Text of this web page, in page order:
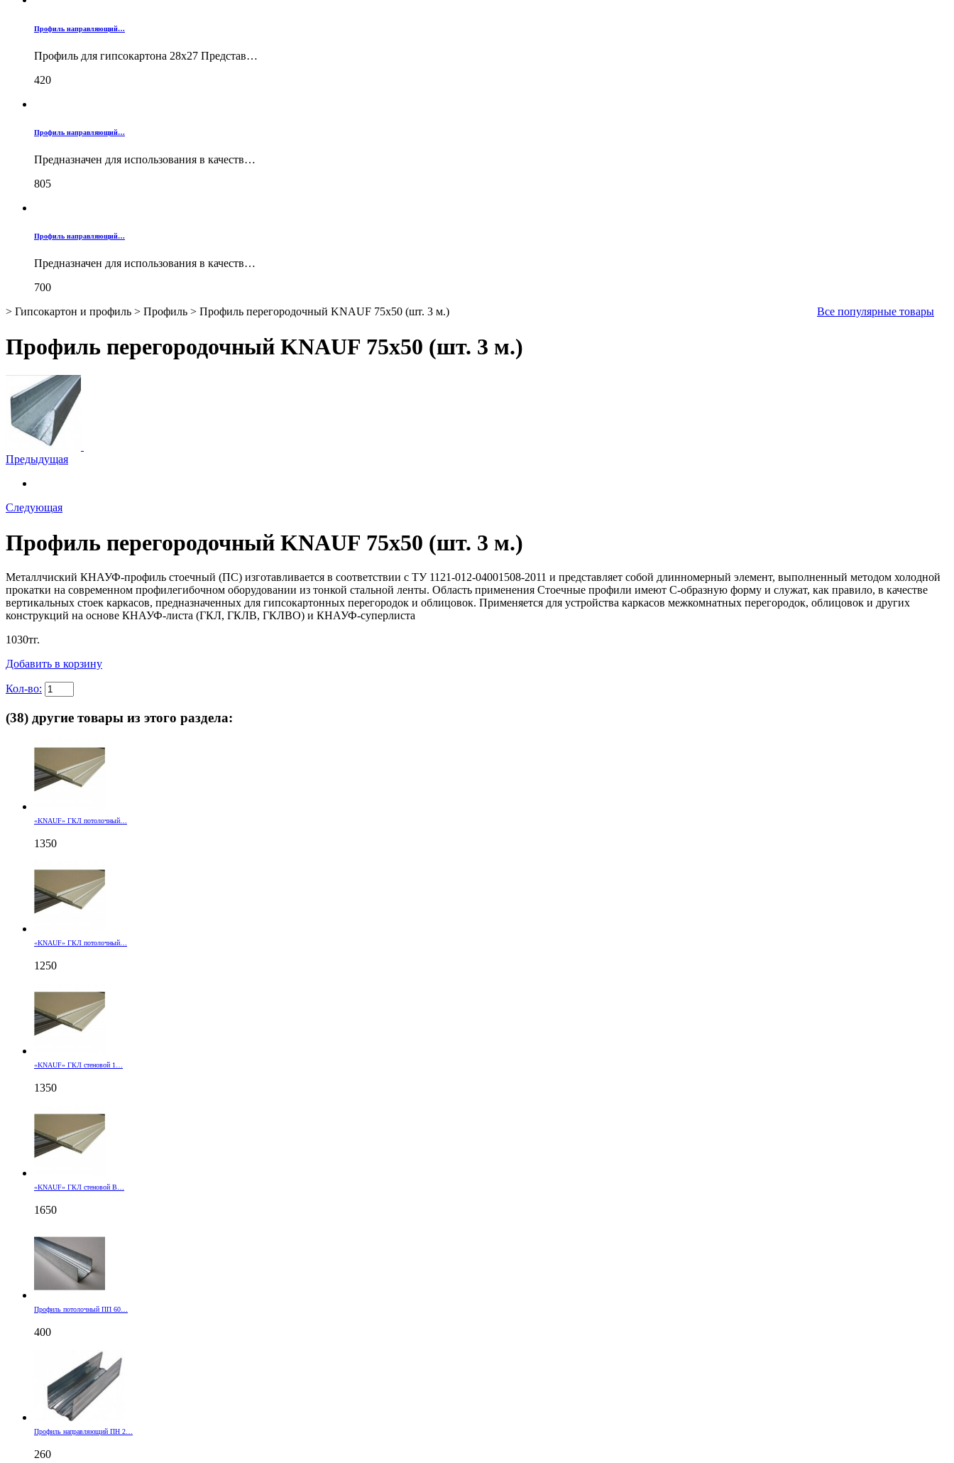
Профиль направляющий…
Профиль для гипсокартона 28х27 Представ…
420
Профиль направляющий…
Предназначен для использования в качеств…
805
Профиль направляющий…
Предназначен для использования в качеств…
700
Все популярные товары
> Гипсокартон и профиль > Профиль > Профиль перегородочный KNAUF 75х50 (шт. 3 м.)
Профиль перегородочный KNAUF 75х50 (шт. 3 м.)
Предыдущая
Следующая
Профиль перегородочный KNAUF 75х50 (шт. 3 м.)
Металлчиский КНАУФ-профиль стоечный (ПС) изготавливается в соответствии с ТУ 1121-012-04001508-2011 и представляет собой длинномерный элемент, выполненный методом холодной
прокатки на современном профилегибочном оборудовании из тонкой стальной ленты. Область применения Стоечные профили имеют С-образную форму и служат, как правило, в качестве
вертикальных стоек каркасов, предназначенных для гипсокартонных перегородок и облицовок. Применяется для устройства каркасов межкомнатных перегородок, облицовок и других
конструкций на основе КНАУФ-листа (ГКЛ, ГКЛВ, ГКЛВО) и КНАУФ-суперлиста
1030тг.
Добавить в корзину
Кол-во:
(38) другие товары из этого раздела:
«KNAUF» ГКЛ потолочный…
1350
«KNAUF» ГКЛ потолочный…
1250
«KNAUF» ГКЛ стеновой 1…
1350
«KNAUF» ГКЛ стеновой В…
1650
Профиль потолочный ПП 60…
400
Профиль направляющий ПН 2…
260